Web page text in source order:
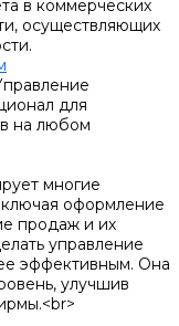
в коммерческих
осуществляющих
для
на любом
многие
оформление
продаж и их
управление
эффективным. Она
улучшив